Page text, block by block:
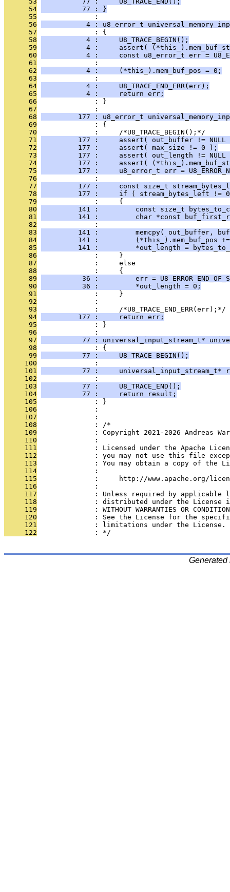
      54
          77 : }
      55
              :
      56
4 : u8_error_t
      57
              : {
      58
           4 :     U8_TRACE_BEGIN();
      59
4 :     assert(
      60
4 :     const u8_error_t err =
      61
              :
      62
           4 :     (*this_).mem_buf_pos = 0;
      63
              :
      64
           4 :     U8_TRACE_END_ERR(err);
      65
           4 :     return err;
      66
              : }
      67
              :
      68
177 : u8_error_t
      69
              : {
      70
              :     /*U8_TRACE_BEGIN();*/
      71
177 :     assert( out_buffer != NULL
      72
         177 :     assert( max_size != 0 );
      73
177 :     assert( out_length != NULL
      74
177 :     assert(
      75
177 :     u8_error_t err =
      76
              :
      77
177 :     const size_t
      78
177 :     if ( stream_bytes_left !=
      79
              :     {
      80
141 :         const size_t
      81
141 :         char *const
      82
              :
      83
141 :         memcpy( out_buffer,
      84
141 :         (*this_).mem_buf_pos
      85
141 :         *out_length =
      86
              :     }
      87
              :     else
      88
              :     {
      89
36 :         err =
      90
          36 :         *out_length = 0;
      91
              :     }
      92
              :
      93
              :     /*U8_TRACE_END_ERR(err);*/
      94
         177 :     return err;
      95
              : }
      96
              :
      97
77 : universal_input_stream_t*
      98
              : {
      99
          77 :     U8_TRACE_BEGIN();
     100
              :
     101
77 :     universal_input_stream_t*
     102
              :
     103
          77 :     U8_TRACE_END();
     104
          77 :     return result;
     105
              : }
     106
              :
     107
              :
     108
              : /*
     109
: Copyright 2021-2026 Andreas
     110
              :
     111
: Licensed under the Apache
     112
: you may not use this file
     113
: You may obtain a copy of the
     114
              :
     115
:     http://www.apache.org/
     116
              :
     117
: Unless required by applicable
     118
: distributed under the License
     119
: WITHOUT WARRANTIES OR
     120
: See the License for the
     121
              : limitations under the License.
     122
              : */